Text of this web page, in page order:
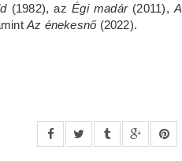
(1982), azÉgi madár(2011), A
Az énekesnő(2022).